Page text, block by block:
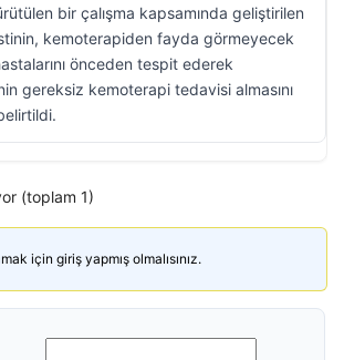
bir çalışma kapsamında geliştirilen
kemoterapiden fayda görmeyecek
önceden tespit ederek
gereksiz kemoterapi tedavisi almasını
(toplam 1)
için giriş yapmış olmalısınız.